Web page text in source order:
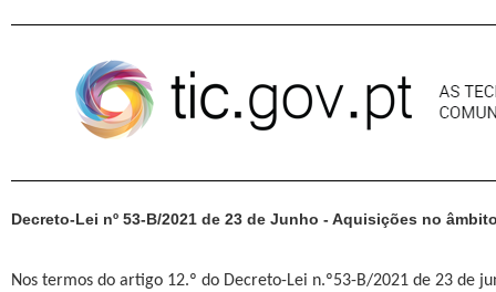
Decreto-Lei nº 53-B/2021 de 23 de Junho - Aquisições no
Nos termos do artigo 12.º do Decreto-Lei n.º53-B/2021 de 23 de